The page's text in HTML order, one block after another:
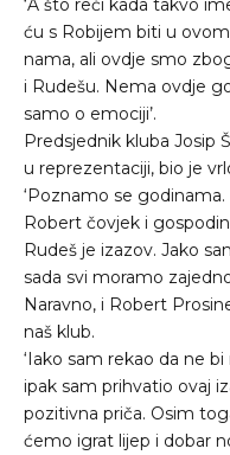
‘A što reći kada takvo
ću s Robijem biti u
nama, ali ovdje smo
i Rudešu. Nema ovdje
samo o emociji’.
Predsjednik kluba Josip
u reprezentaciji, bio je
‘Poznamo se
Robert čovjek i
Rudeš je izazov. Jako
sada svi moramo
Naravno, i Robert
naš klub.
‘Iako sam rekao da ne
ipak sam prihvatio ovaj
pozitivna priča. Osim
ćemo igrat lijep i dobar